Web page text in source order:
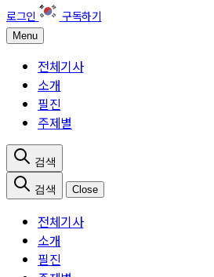
Menu
전체기사
소개
필진
주제별
Close
전체기사
소개
필진